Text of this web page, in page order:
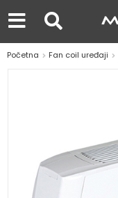
Početna Fan coil uređaji